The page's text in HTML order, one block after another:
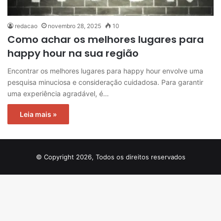
redacao novembro 28, 2025 10
Como achar os melhores lugares para
happy hour na sua região
Encontrar os melhores lugares para happy hour envolve uma
pesquisa minuciosa e consideração cuidadosa. Para garantir
uma experiência agradável, é…
Leia mais »
© Copyright 2026, Todos os direitos reservados